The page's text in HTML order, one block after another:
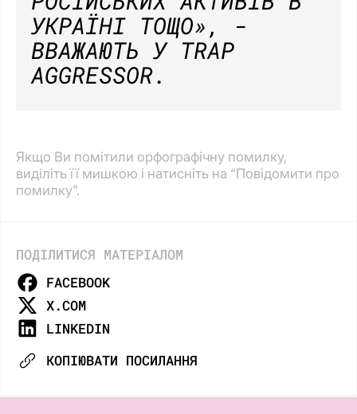
УКРАЇНІ ТОЩО», -
ВВАЖАЮТЬ У TRAP
AGGRESSOR.
Якщо Ви помітили орфографічну помилку,
виділіть її мишкою і натисніть на “Повідомити про
помилку”.
ПОДІЛИТИСЯ МАТЕРІАЛОМ
FACEBOOK
X.COM
LINKEDIN
КОПІЮВАТИ ПОСИЛАННЯ